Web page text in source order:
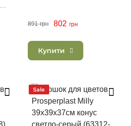
891 грн 802 грн
Купити
Sale